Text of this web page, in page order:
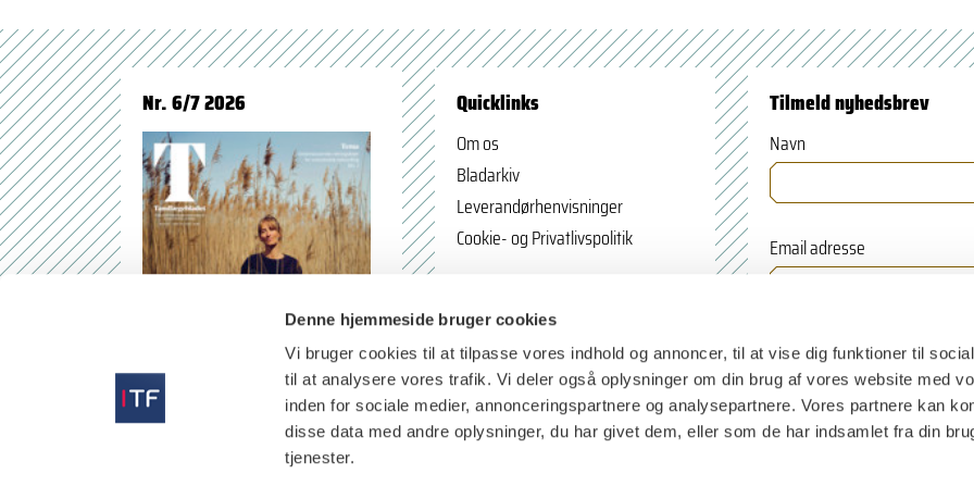
Denne hjemmeside bruger cookies
Vi bruger cookies til at tilpasse vores indhold og annoncer, til at vise dig funktioner til
til at analysere vores trafik. Vi deler også oplysninger om din brug af vores website med
inden for sociale medier, annonceringspartnere og analysepartnere. Vores partnere kan
disse data med andre oplysninger, du har givet dem, eller som de har indsamlet fra din
tjenester.
Nr. 6/7 2026 Quicklinks
Om os
Bladarkiv
Leverandørhenvisninger
Cookie- og Privatlivspolitik
Tilmeld nyhedsbrev
Navn
Email adresse